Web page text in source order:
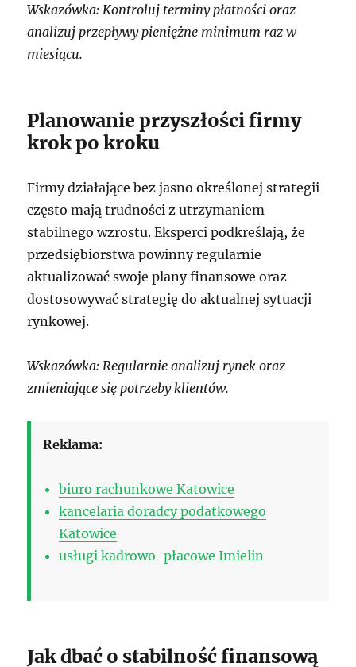
Wskazówka: Kontroluj terminy płatności oraz
analizuj przepływy pieniężne minimum raz w
miesiącu.
Planowanie przyszłości firmy
krok po kroku
Firmy działające bez jasno określonej strategii
często mają trudności z utrzymaniem
stabilnego wzrostu. Eksperci podkreślają, że
przedsiębiorstwa powinny regularnie
aktualizować swoje plany finansowe oraz
dostosowywać strategię do aktualnej sytuacji
rynkowej.
Wskazówka: Regularnie analizuj rynek oraz
zmieniające się potrzeby klientów.
Reklama:
biuro rachunkowe Katowice
kancelaria doradcy podatkowego
Katowice
usługi kadrowo-płacowe Imielin
Jak dbać o stabilność finansową